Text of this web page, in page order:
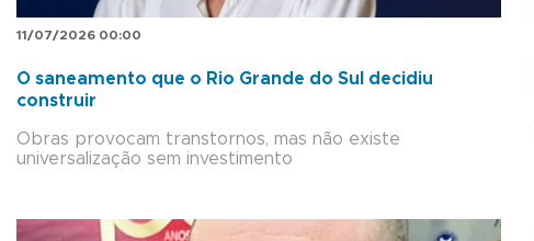
11/07/2026 00:00
O saneamento que o Rio Grande do Sul decidiu
construir
Obras provocam transtornos, mas não existe
universalização sem investimento